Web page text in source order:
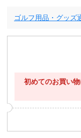
ゴルフ用品・グッズ
初めてのお買い